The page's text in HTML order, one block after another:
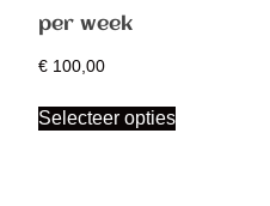
per week
€ 100,00
Selecteer opties